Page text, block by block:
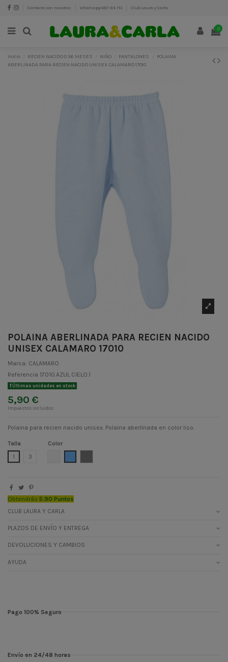
Contacte con nosotros Whatsapp 687 314 713 Club Laura y Carla
0
Inicio RECIEN NACIDO 0 36 MESES NIÑO PANTALONES
POLAINA
ABERLINADA PARA RECIEN NACIDO UNISEX CALAMARO 17010
POLAINA ABERLINADA PARA RECIEN NACIDO
UNISEX CALAMARO 17010
Marca: CALAMARO
Referencia 17010.AZUL CIELO.1
Últimas unidades en stock
5,90 €
Impuestos incluidos
Polaina para recien nacido unisex. Polaina aberlinada en color liso.
Talla
1
3
Color
Obtendrás 5.90 Puntos
CLUB LAURA Y CARLA
PLAZOS DE ENVÍO Y ENTREGA
DEVOLUCIONES Y CAMBIOS
AYUDA
Pago 100% Seguro
Envío en 24/48 horas